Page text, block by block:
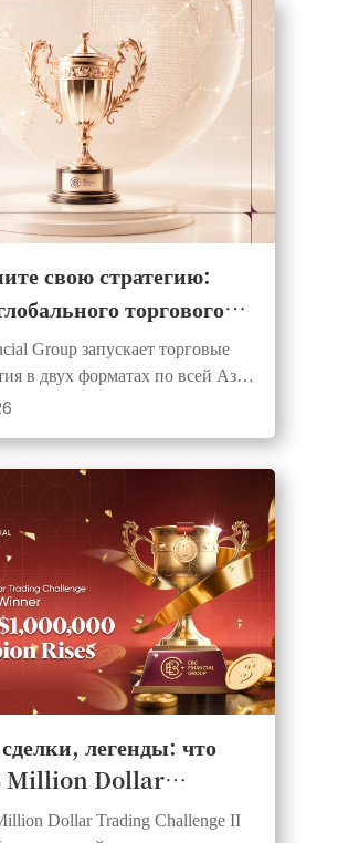
свою стратегию:
торгового
с крупными
призами
Group запускает торговые
в двух форматах по всей Азии
симуляционные и
легенды: что
Million Dollar
Challenge II от EBC
Dollar Trading Challenge II